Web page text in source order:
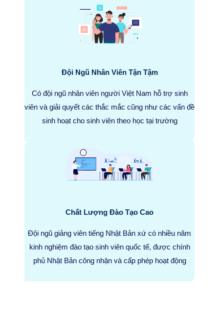
Đội Ngũ Nhân Viên Tận Tậm
Có đội ngũ nhân viên người Việt Nam hỗ trợ sinh
viên và giải quyết các thắc mắc cũng như các vấn đề
sinh hoạt cho sinh viên theo học tại trường
Chất Lượng Đào Tạo Cao
Đội ngũ giảng viên tiếng Nhật Bản xứ có nhiều năm
kinh nghiệm đào tạo sinh viên quốc tế, được chính
phủ Nhật Bản công nhận và cấp phép hoạt động